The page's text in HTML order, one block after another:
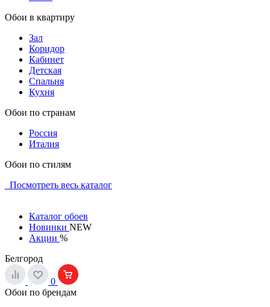
Обои в квартиру
Зал
Коридор
Кабинет
Детская
Спальня
Кухня
Обои по странам
Россия
Италия
Обои по стилям
Посмотреть весь каталог
Каталог обоев
Новинки NEW
Акции %
Белгород
0
Обои по брендам